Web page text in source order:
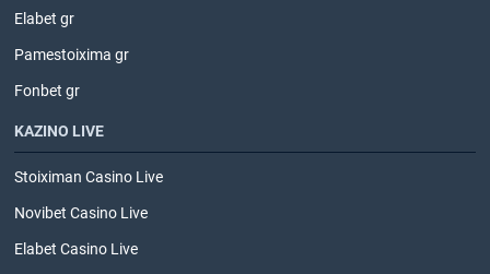
Elabet gr
Pamestoixima gr
Fonbet gr
ΚΑΖΙΝΟ LIVE
Stoiximan Casino Live
Novibet Casino Live
Elabet Casino Live